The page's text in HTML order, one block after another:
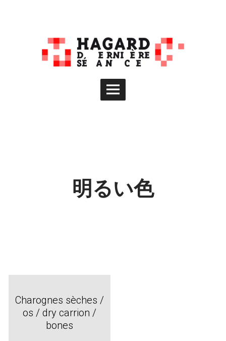
Main
明るい色
Charognes sèches /
os / dry carrion /
bones